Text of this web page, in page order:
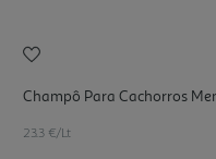
Champô Para Cachorros
23.3 €/Lt